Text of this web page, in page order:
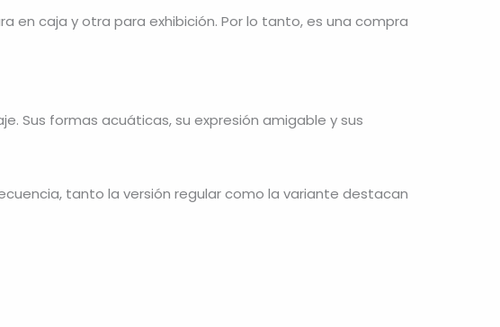
caja y otra para exhibición. Por lo tanto, es una compra
Sus formas acuáticas, su expresión amigable y sus
tanto la versión regular como la variante destacan